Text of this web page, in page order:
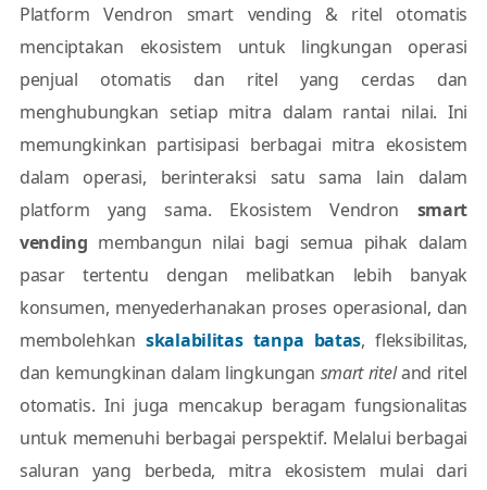
Platform Vendron smart vending & ritel otomatis
menciptakan ekosistem untuk lingkungan operasi
penjual otomatis dan ritel yang cerdas dan
menghubungkan setiap mitra dalam rantai nilai. Ini
memungkinkan partisipasi berbagai mitra ekosistem
dalam operasi, berinteraksi satu sama lain dalam
platform yang sama. Ekosistem Vendron smart
vending membangun nilai bagi semua pihak dalam
pasar tertentu dengan melibatkan lebih banyak
konsumen, menyederhanakan proses operasional, dan
membolehkan skalabilitas tanpa batas, fleksibilitas,
dan kemungkinan dalam lingkungan smart riteland ritel
otomatis. Ini juga mencakup beragam fungsionalitas
untuk memenuhi berbagai perspektif. Melalui berbagai
saluran yang berbeda, mitra ekosistem mulai dari